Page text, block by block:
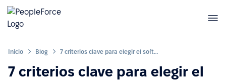
Inicio Blog 7 criterios clave para elegir el software de RRHH ideal para digitalizar tu gestión de talento
7 criterios clave para elegir el